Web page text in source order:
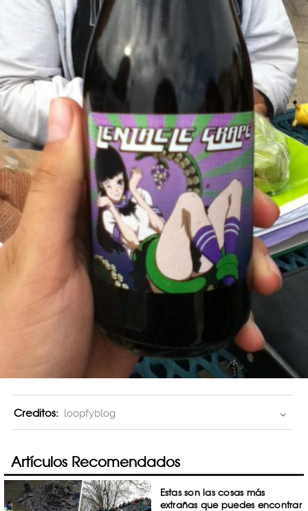
Creditos: loopfyblog
Artículos Recomendados
Estas son las cosas más
extrañas que puedes encontrar